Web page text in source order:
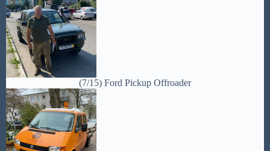
(7/15) Ford Pickup Offroader